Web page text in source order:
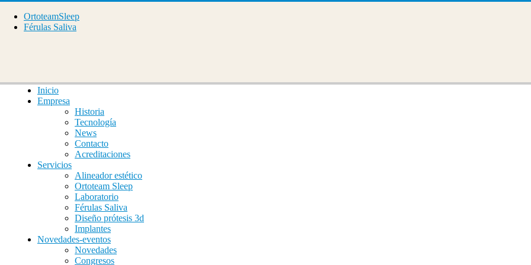
OrtoteamSleep
Férulas Saliva
Inicio
Empresa
Historia
Tecnología
News
Contacto
Acreditaciones
Servicios
Alineador estético
Ortoteam Sleep
Laboratorio
Férulas Saliva
Diseño prótesis 3d
Implantes
Novedades-eventos
Novedades
Congresos